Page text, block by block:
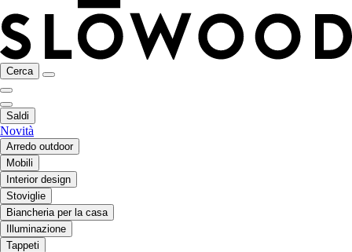
Cerca
Saldi
Novità
Arredo outdoor
Mobili
Interior design
Stoviglie
Biancheria per la casa
Illuminazione
Tappeti